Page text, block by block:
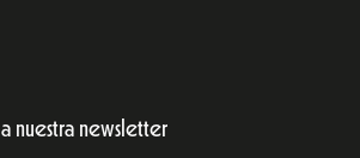
nuestra newsletter